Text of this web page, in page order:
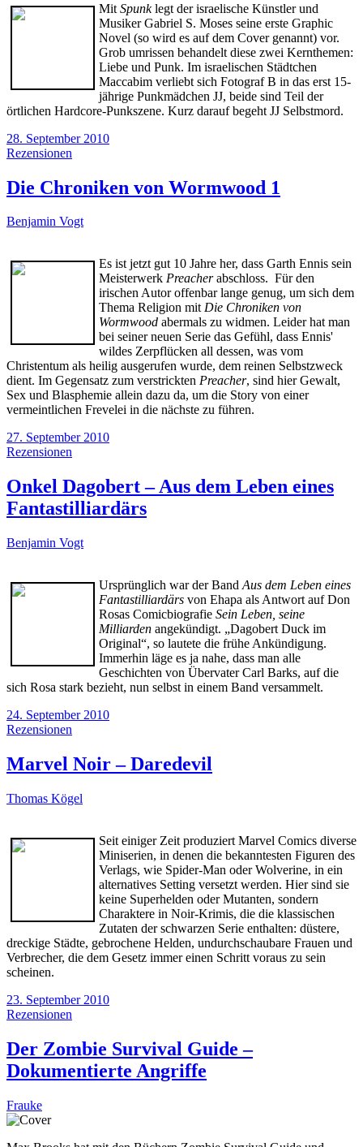
Mit Spunklegt der israelische Künstler und
Musiker Gabriel S. Moses seine erste Graphic
Novel (so wird es auf dem Cover genannt) vor.
Grob umrissen behandelt diese zwei Kernthemen:
Liebe und Punk. Im israelischen Städtchen
Maccabim verliebt sich Fotograf B in das erst 15-
jährige Punkmädchen JJ, beide sind Teil der
örtlichen Hardcore-Punkszene. Kurz darauf begeht JJ Selbstmord.
28. September 2010
Rezensionen
Die Chroniken von Wormwood 1
Benjamin Vogt
Es ist jetzt gut 10 Jahre her, dass Garth Ennis sein
Meisterwerk Preacherabschloss. Für den
irischen Autor offenbar lange genug, um sich dem
Thema Religion mitDie Chroniken von
Wormwood abermals zu widmen. Leider hat man
bei seiner neuen Serie das Gefühl, dass Ennis'
wildes Zerpflücken all dessen, was vom
Christentum als heilig ausgerufen wurde, dem reinen Selbstzweck
dient. Im Gegensatz zum verstrickten Preacher, sind hier Gewalt,
Sex und Blasphemie allein dazu da, um die Story von einer
vermeintlichen Frevelei in die nächste zu führen.
27. September 2010
Rezensionen
Onkel Dagobert – Aus dem Leben eines
Fantastilliardärs
Benjamin Vogt
Ursprünglich war der Band Aus dem Leben eines
Fantastilliardärs von Ehapa als Antwort auf Don
Rosas Comicbiografie Sein Leben, seine
Milliarden angekündigt. „Dagobert Duck im
Original“, so lautete die frühe Ankündigung.
Immerhin läge es ja nahe, dass man alle
Geschichten von Übervater Carl Barks, auf die
sich Rosa stark bezieht, nun selbst in einem Band versammelt.
24. September 2010
Rezensionen
Marvel Noir – Daredevil
Thomas Kögel
Seit einiger Zeit produziert Marvel Comics diverse
Miniserien, in denen die bekanntesten Figuren des
Verlags, wie Spider-Man oder Wolverine, in ein
alternatives Setting versetzt werden. Hier sind sie
keine Superhelden oder Mutanten, sondern
Charaktere in Noir-Krimis, die die klassischen
Zutaten der schwarzen Serie enthalten: düstere,
dreckige Städte, gebrochene Helden, undurchschaubare Frauen und
Verbrecher, die dem Gesetz immer einen Schritt voraus zu sein
scheinen.
23. September 2010
Rezensionen
Der Zombie Survival Guide –
Dokumentierte Angriffe
Frauke